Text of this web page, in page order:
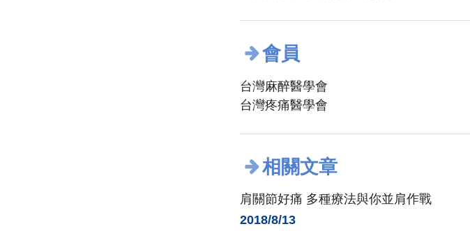
會員
台灣麻醉醫學會
台灣疼痛醫學會
相關文章
肩關節好痛 多種療法與你並肩作戰
2018/8/13